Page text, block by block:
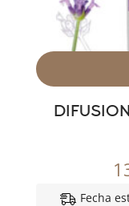
Fecha